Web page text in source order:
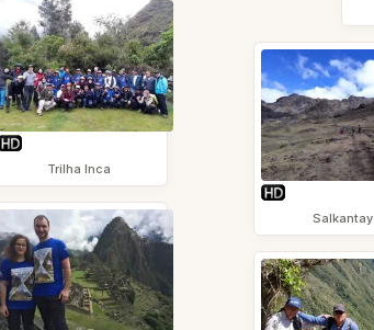
Trilha Inca
Salkantay